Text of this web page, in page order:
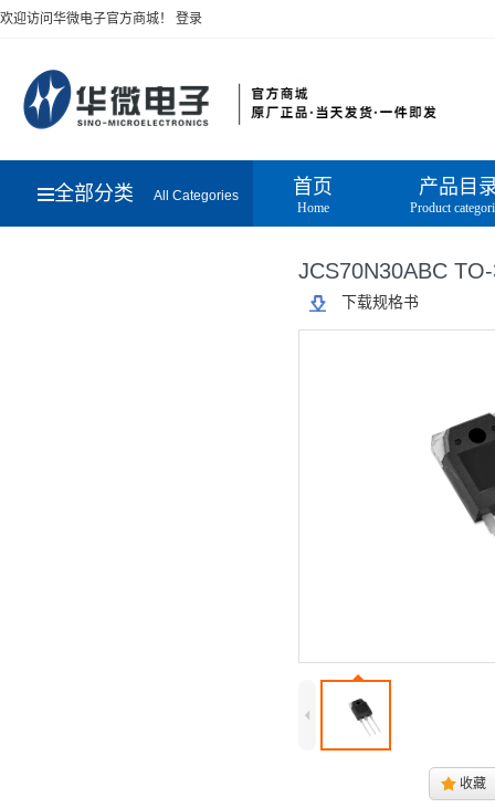
欢迎访问华微电子官方商城！ 登录
全部分类 All Categories 首页
Home
产品目
Product
JCS70N30ABC
下载规格书
4
. 收藏